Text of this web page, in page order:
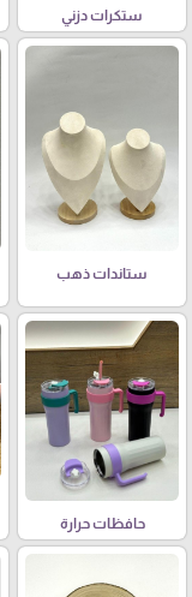
ستكرات دزني
ستاندات ذهب
حافظات حرارة